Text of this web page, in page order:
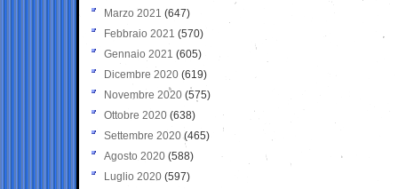
Marzo 2021 (647)
Febbraio 2021 (570)
Gennaio 2021 (605)
Dicembre 2020 (619)
Novembre 2020 (575)
Ottobre 2020 (638)
Settembre 2020(465)
Agosto 2020 (588)
Luglio 2020 (597)